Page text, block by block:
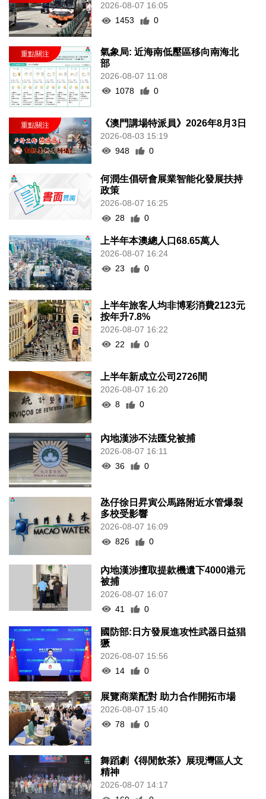
2026-08-07 16:05
1453
0
氣象局: 近海南低壓區移向南海北
部
2026-08-07 11:08
1078
0
《澳門講場特派員》2026年8月3日
2026-08-03 15:19
948
0
何潤生倡研會展業智能化發展扶持
政策
2026-08-07 16:25
28
0
上半年本澳總人口68.65萬人
2026-08-07 16:24
23
0
上半年旅客人均非博彩消費2123元
按年升7.8%
2026-08-07 16:22
22
0
上半年新成立公司2726間
2026-08-07 16:20
8
0
內地漢涉不法匯兌被捕
2026-08-07 16:11
36
0
氹仔徐日昇寅公馬路附近水管爆裂
多校受影響
2026-08-07 16:09
826
0
內地漢涉擅取提款機遺下4000港元
被捕
2026-08-07 16:07
41
0
國防部:日方發展進攻性武器日益猖
獗
2026-08-07 15:56
14
0
展覽商業配對 助力合作開拓市場
2026-08-07 15:40
78
0
舞蹈劇《得閒飲茶》展現灣區人文
精神
2026-08-07 14:17